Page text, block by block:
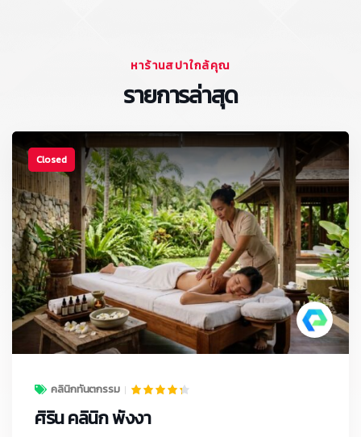
หาร้านสปาใกล้คุณ
รายการล่าสุด
Closed
คลินิกทันตกรรม
ศิริน คลินิก พังงา